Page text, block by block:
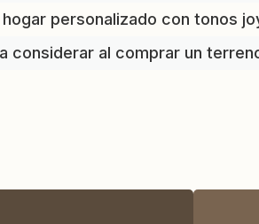
personalizado con tonos
considerar al comprar un